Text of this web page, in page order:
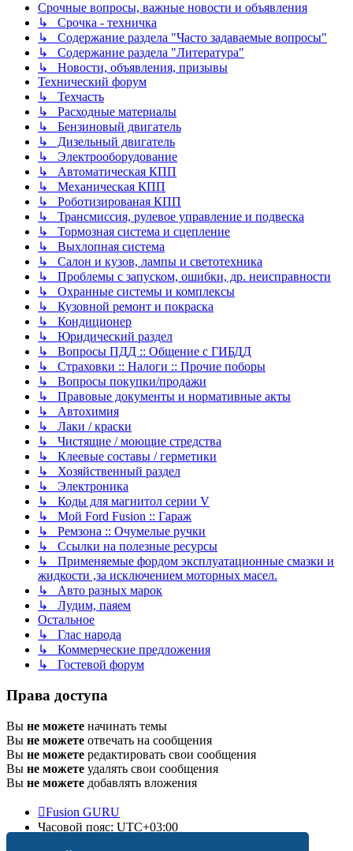
Срочные вопросы, важные новости и объявления
↳ Срочка - техничка
↳ Содержание раздела "Часто задаваемые вопросы"
↳ Содержание раздела "Литература"
↳ Новости, объявления, призывы
Технический форум
↳ Техчасть
↳ Расходные материалы
↳ Бензиновый двигатель
↳ Дизельный двигатель
↳ Электрооборудование
↳ Автоматическая КПП
↳ Механическая КПП
↳ Роботизированая КПП
↳ Трансмиссия, рулевое управление и подвеска
↳ Тормозная система и сцепление
↳ Выхлопная система
↳ Салон и кузов, лампы и светотехника
↳ Проблемы с запуском, ошибки, др. неисправности
↳ Охранные системы и комплексы
↳ Кузовной ремонт и покраска
↳ Кондиционер
↳ Юридический раздел
↳ Вопросы ПДД :: Общение с ГИБДД
↳ Страховки :: Налоги :: Прочие поборы
↳ Вопросы покупки/продажи
↳ Правовые документы и нормативные акты
↳ Автохимия
↳ Лаки / краски
↳ Чистящие / моющие стредства
↳ Клеевые составы / герметики
↳ Хозяйственный раздел
↳ Электроника
↳ Коды для магнитол серии V
↳ Мой Ford Fusion :: Гараж
↳ Ремзона :: Очумелые ручки
↳ Ссылки на полезные ресурсы
↳ Применяемые фордом эксплуатационные смазки и
жидкости ,за исключением моторных масел.
↳ Авто разных марок
↳ Лудим, паяем
Остальное
↳ Глас народа
↳ Коммерческие предложения
↳ Гостевой форум
Права доступа
Вы не можете начинать темы
Вы не можете отвечать на сообщения
Вы не можете редактировать свои сообщения
Вы не можете удалять свои сообщения
Вы не можете добавлять вложения
Fusion GURU
Часовой пояс: UTC+03:00